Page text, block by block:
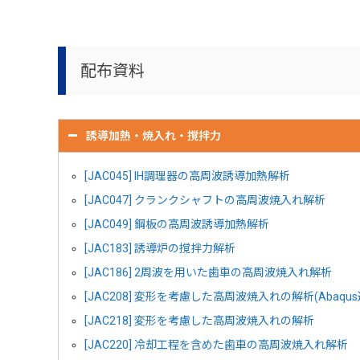
配布資料
誘導加熱・焼入れ・撹拌力
[JAC045] IH調理器の高周波誘導加熱解析
[JAC047] クランクシャフトの高周波焼入れ解析
[JAC049] 鋼板の高周波誘導加熱解析
[JAC183] 誘導炉の撹拌力解析
[JAC186] 2周波を用いた歯車の高周波焼入れ解析
[JAC208] 変形を考慮した高周波焼入れの解析
[JAC218] 変形を考慮した高周波焼入れの解析
[JAC220] 冷却工程を含めた歯車の高周波焼入れ解析